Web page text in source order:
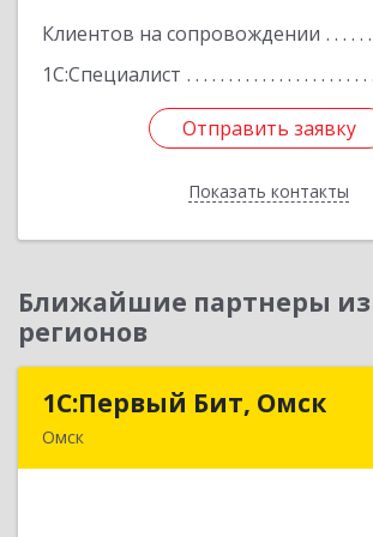
Клиентов на сопровождении
1С:Специалист
Отправить заявку
Показать контакты
Отправить заявку
Назад
Ближайшие партнеры из
регионов
1С:Первый Бит, Омск
Омск
1С:Первый